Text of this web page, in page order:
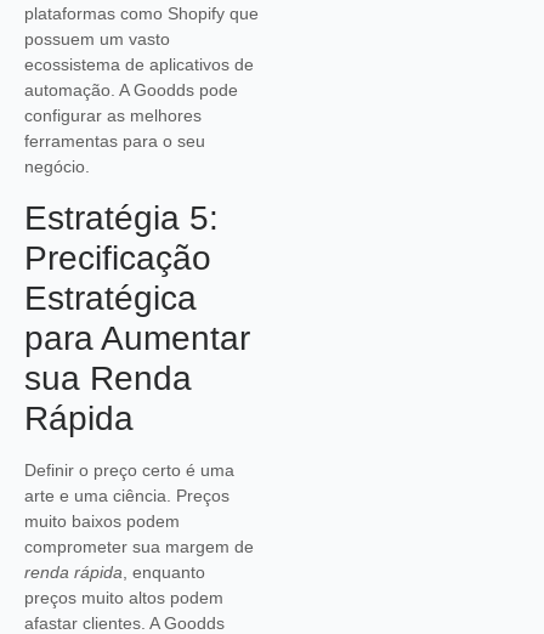
plataformas como Shopify que
possuem um vasto
ecossistema de aplicativos de
automação. A Goodds pode
configurar as melhores
ferramentas para o seu
negócio.
Estratégia 5:
Precificação
Estratégica
para Aumentar
sua Renda
Rápida
Definir o preço certo é uma
arte e uma ciência. Preços
muito baixos podem
comprometer sua margem de
renda rápida , enquanto
preços muito altos podem
afastar clientes. A Goodds